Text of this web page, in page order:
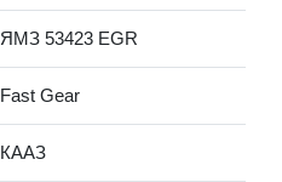
ЯМЗ 53423 EGR
Fast Gear
КААЗ